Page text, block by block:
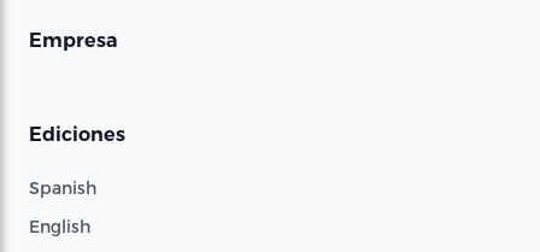
Empresa
Ediciones
Spanish
English